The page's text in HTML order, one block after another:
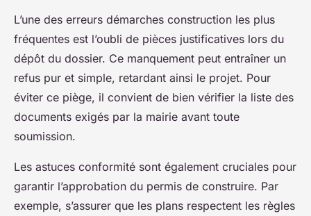
L’une des erreurs démarches construction les plus
fréquentes est l’oubli de pièces justificatives lors du
dépôt du dossier. Ce manquement peut entraîner un
refus pur et simple, retardant ainsi le projet. Pour
éviter ce piège, il convient de bien vérifier la liste des
documents exigés par la mairie avant toute
soumission.
Les astuces conformité sont également cruciales pour
garantir l’approbation du permis de construire. Par
exemple, s’assurer que les plans respectent les règles